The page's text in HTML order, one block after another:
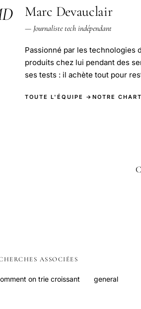
Marc Devauclair
— Journaliste tech indépendant
Passionné par les technologies
produits chez lui pendant des
ses tests : il achète tout pour
TOUTE L'ÉQUIPE → NOTRE
ASSOCIÉES
on trie croissant general